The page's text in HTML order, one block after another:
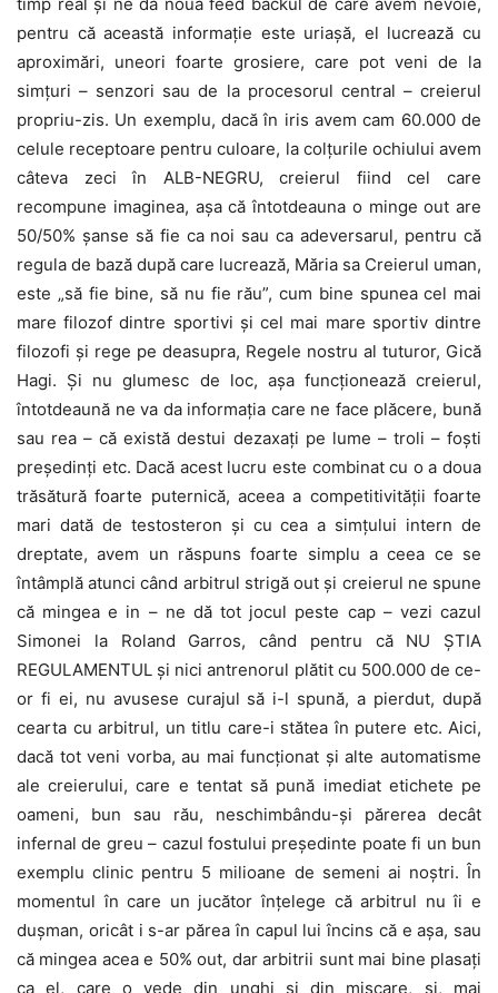
timp real și ne dă nouă feed backul de care avem nevoie,
pentru că această informație este uriașă, el lucrează cu
aproximări, uneori foarte grosiere, care pot veni de la
simțuri – senzori sau de la procesorul central – creierul
propriu-zis. Un exemplu, dacă în iris avem cam 60.000 de
celule receptoare pentru culoare, la colțurile ochiului avem
câteva zeci în ALB-NEGRU, creierul fiind cel care
recompune imaginea, așa că întotdeauna o minge out are
50/50% șanse să fie ca noi sau ca adeversarul, pentru că
regula de bază după care lucrează, Măria sa Creierul uman,
este „să fie bine, să nu fie rău”, cum bine spunea cel mai
mare filozof dintre sportivi și cel mai mare sportiv dintre
filozofi și rege pe deasupra, Regele nostru al tuturor, Gică
Hagi. Și nu glumesc de loc, așa funcționează creierul,
întotdeaună ne va da informația care ne face plăcere, bună
sau rea – că există destui dezaxați pe lume – troli – foști
președinți etc. Dacă acest lucru este combinat cu o a doua
trăsătură foarte puternică, aceea a competitivității foarte
mari dată de testosteron și cu cea a simțului intern de
dreptate, avem un răspuns foarte simplu a ceea ce se
întâmplă atunci când arbitrul strigă out și creierul ne spune
că mingea e in – ne dă tot jocul peste cap – vezi cazul
Simonei la Roland Garros, când pentru că NU ȘTIA
REGULAMENTUL și nici antrenorul plătit cu 500.000 de ce-
or fi ei, nu avusese curajul să i-l spună, a pierdut, după
cearta cu arbitrul, un titlu care-i stătea în putere etc. Aici,
dacă tot veni vorba, au mai funcționat și alte automatisme
ale creierului, care e tentat să pună imediat etichete pe
oameni, bun sau rău, neschimbându-și părerea decât
infernal de greu – cazul fostului președinte poate fi un bun
exemplu clinic pentru 5 milioane de semeni ai noștri. În
momentul în care un jucător înțelege că arbitrul nu îi e
dușman, oricât i s-ar părea în capul lui încins că e așa, sau
că mingea acea e 50% out, dar arbitrii sunt mai bine plasați
ca el, care o vede din unghi și din mișcare, și, mai